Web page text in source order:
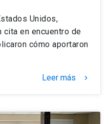
Unidos,
cita en encuentro de
cómo aportaron
Leer más keyboard_arrow_right